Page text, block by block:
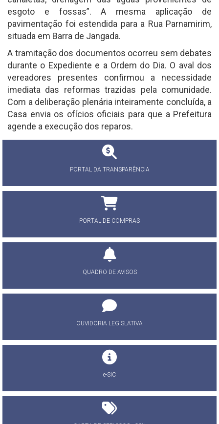
esgoto e fossas”. A mesma aplicação de
pavimentação foi estendida para a Rua Parnamirim,
situada em Barra de Jangada.
A tramitação dos documentos ocorreu sem debates
durante o Expediente e a Ordem do Dia. O aval dos
vereadores presentes confirmou a necessidade
imediata das reformas trazidas pela comunidade.
Com a deliberação plenária inteiramente concluída, a
Casa envia os ofícios oficiais para que a Prefeitura
agende a execução dos reparos.
PORTAL DA TRANSPARÊNCIA
PORTAL DE COMPRAS
QUADRO DE AVISOS
OUVIDORIA LEGISLATIVA
e-SIC